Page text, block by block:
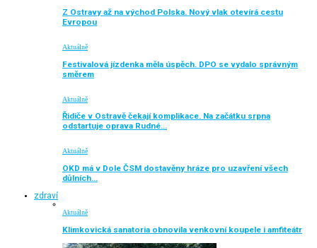
Z Ostravy až na východ Polska. Nový vlak otevírá cestu
Evropou
Aktuálně
Festivalová jízdenka měla úspěch. DPO se vydalo správným
směrem
Aktuálně
Řidiče v Ostravě čekají komplikace. Na začátku srpna
odstartuje oprava Rudné…
Aktuálně
OKD má v Dole ČSM dostavěny hráze pro uzavření všech
důlních…
zdraví
Aktuálně
Klimkovická sanatoria obnovila venkovní koupele i amfiteátr